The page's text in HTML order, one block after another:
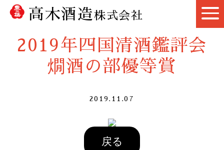
高木酒造株式会社
2019年四国清酒鑑評会
燗酒の部優等賞
2019.11.07